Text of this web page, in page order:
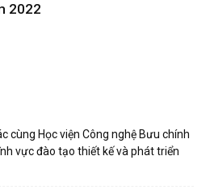
2022
cùng Học viện Công nghệ Bưu chính
vực đào tạo thiết kế và phát triển